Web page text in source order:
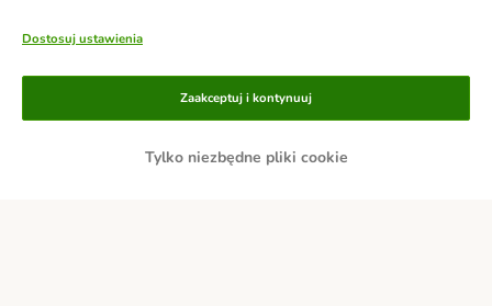
Metody płatności
Przelew Za pobraniem
Dostosuj ustawienia
Tylko niezbędne pliki cookie
Zaakceptuj i kontynuuj